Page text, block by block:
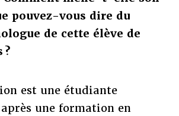
pouvez-vous dire du
de cette élève de
?
est une étudiante
une formation en